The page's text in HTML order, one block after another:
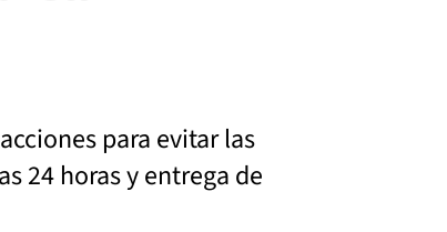
para evitar las
24 horas y entrega de